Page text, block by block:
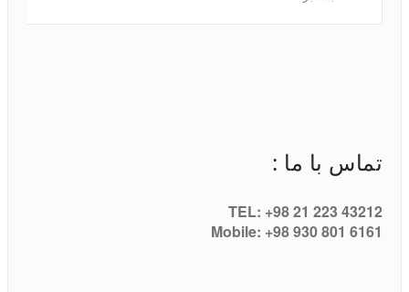
تماس با ما :
TEL: +98 21 223 43212
Mobile: +98 930 801 6161